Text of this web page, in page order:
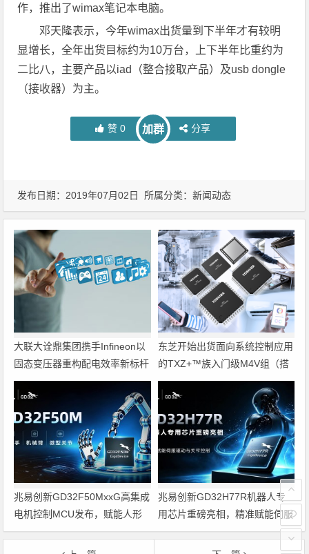
作，推出了wimax笔记本电脑。
邓天隆表示，今年wimax出货量到下半年才有较明
显增长，全年出货目标约为10万台，上下半年比重约为
二比八，主要产品以iad（整合接取产品）及usb dongle
（接收器）为主。
赞 0 加群 分享
发布日期：2019年07月02日 所属分类：新闻动态
大联大诠鼎集团携手Infineon以
固态变压器重构配电效率新标杆
东芝开始出货面向系统控制应用
的TXZ+™族入门级M4V组（搭
载Arm Cortex‑M4内核的标准微
控制器）工程样品
兆易创新GD32F50MxxG高集成
电机控制MCU发布，赋能人形
机器人关节驱动革新
兆易创新GD32H77R机器人专
用芯片重磅亮相，精准赋能伺服
驱动与关节控制